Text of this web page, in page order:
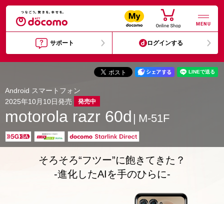
MENU
サポート ログインする
Android スマートフォン
2025年10月10日発売
発売中
motorola razr 60d M-51F
そろそろ“フツー”に飽きてきた？
-進化したAIを手のひらに-